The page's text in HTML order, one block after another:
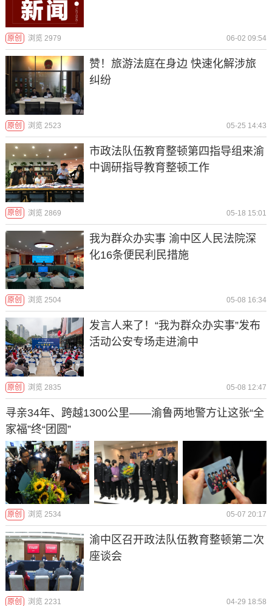
原创 浏览 2979 06-02 09:54
赞！旅游法庭在身边 快速化解涉旅
纠纷
原创 浏览 2523 05-25 14:43
市政法队伍教育整顿第四指导组来渝
中调研指导教育整顿工作
原创 浏览 2869 05-18 15:01
我为群众办实事 渝中区人民法院深
化16条便民利民措施
原创 浏览 2504 05-08 16:34
发言人来了！“我为群众办实事”发布
活动公安专场走进渝中
原创 浏览 2835 05-08 12:47
寻亲34年、跨越1300公里——渝鲁两地警方让这张“全
家福”终“团圆”
原创 浏览 2534 05-07 20:17
渝中区召开政法队伍教育整顿第二次
座谈会
原创 浏览 2231 04-29 18:58